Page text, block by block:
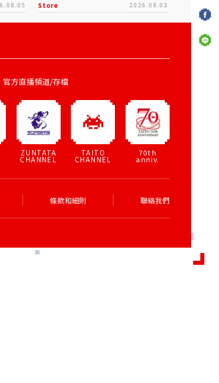
Store 2026.08.03
官方直播頻道/存檔
ZUNTATA
CHANNEL
TAITO
CHANNEL
70th
anniv.
條款和細則 聯絡我們